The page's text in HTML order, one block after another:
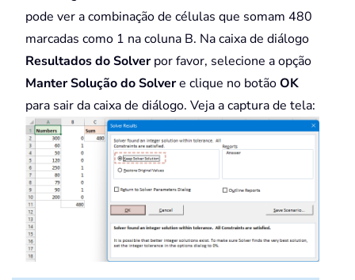
pode ver a combinação de células que somam 480
marcadas como 1 na coluna B. Na caixa de diálogo
Resultados do Solverpor favor, selecione a opção
Manter Solução do Solvere clique no botãoOK
para sair da caixa de diálogo. Veja a captura de tela: